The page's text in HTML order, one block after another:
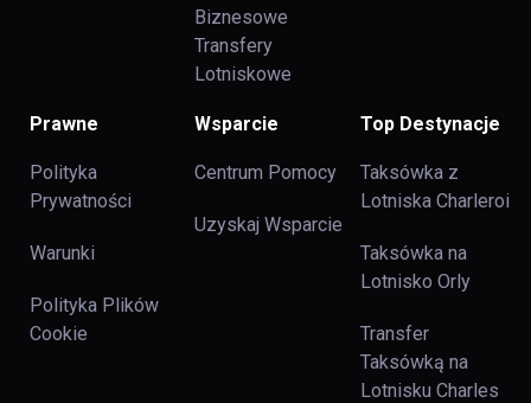
Biznesowe
Transfery
Lotniskowe
Prawne
Polityka
Prywatności
Warunki
Polityka Plików
Cookie
Wsparcie
Centrum Pomocy
Uzyskaj Wsparcie
Top Destynacje
Taksówka z
Lotniska Charleroi
Taksówka na
Lotnisko Orly
Transfer
Taksówką na
Lotnisku Charles